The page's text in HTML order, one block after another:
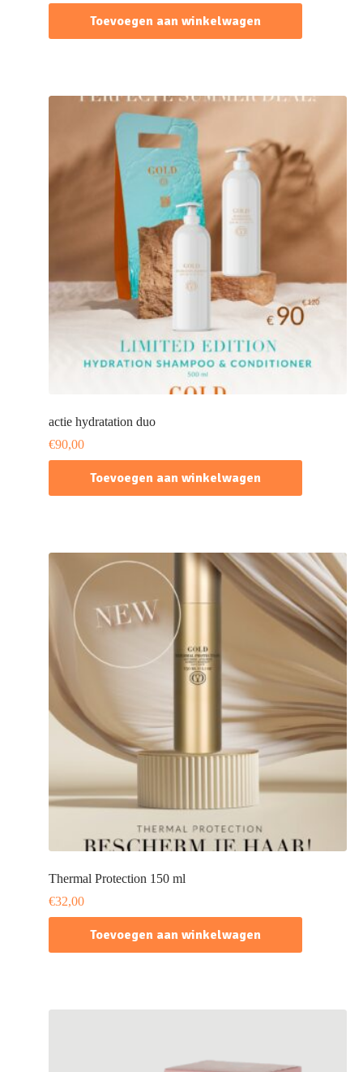
Toevoegen aan winkelwagen
actie hydratation duo
€90,00
Toevoegen aan winkelwagen
Thermal Protection 150 ml
€32,00
Toevoegen aan winkelwagen